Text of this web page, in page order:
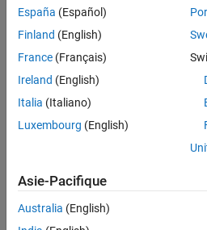
España (Español)
Finland (English)
France (Français)
Ireland (English)
Italia (Italiano)
Luxembourg (English)
Asie-Pacifique
Australia (English)